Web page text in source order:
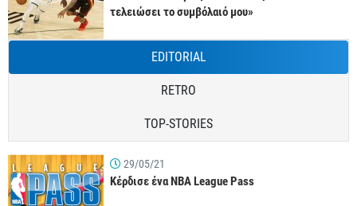
τελειώσει το συμβόλαιό μου»
EDITORIAL
RETRO
TOP-STORIES
29/05/21
Κέρδισε ένα NBA League Pass